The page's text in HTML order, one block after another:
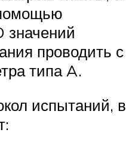
значений
проводить с
типа A.
испытаний, в